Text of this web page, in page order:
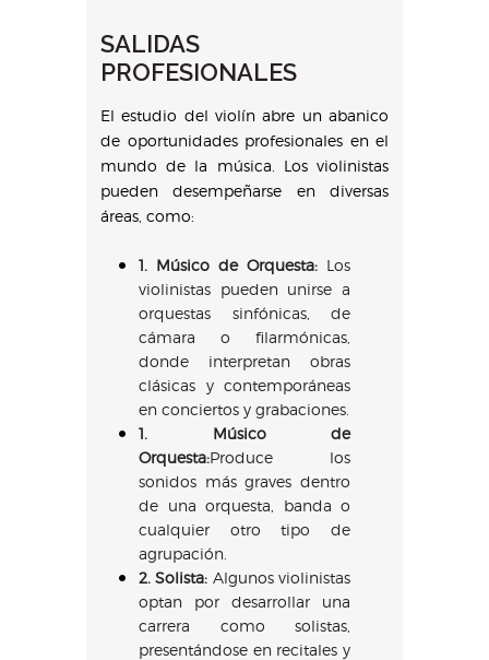
SALIDAS
PROFESIONALES
El estudio del violín abre un abanico
de oportunidades profesionales en el
mundo de la música. Los violinistas
pueden desempeñarse en diversas
áreas, como:
1. Músico de Orquesta: Los
violinistas pueden unirse a
orquestas sinfónicas, de
cámara o filarmónicas,
donde interpretan obras
clásicas y contemporáneas
en conciertos y grabaciones.
1. Músico de
Orquesta:Produce los
sonidos más graves dentro
de una orquesta, banda o
cualquier otro tipo de
agrupación.
2. Solista: Algunos violinistas
optan por desarrollar una
carrera como solistas,
presentándose en recitales y